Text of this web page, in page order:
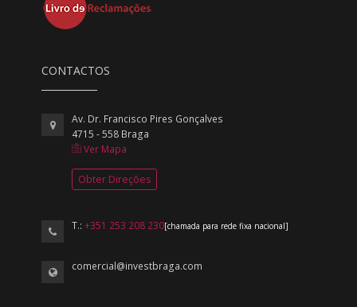
CONTACTOS
Av. Dr. Francisco Pires Gonçalves
4715 - 558 Braga
Ver Mapa
Obter Direções
T.:+351 253 208 230[chamada para rede fixa nacional]
comercial@investbraga.com